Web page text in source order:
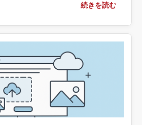
件、相談前に用意する情報、依頼
続きを読む